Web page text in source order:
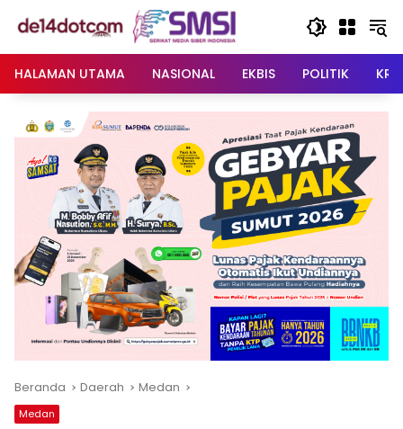
HALAMAN UTAMA
NASIONAL EKBIS POLITIK
Beranda Daerah Medan
Medan